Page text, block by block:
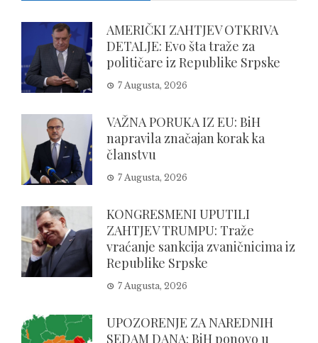
AMERIČKI ZAHTJEV OTKRIVA
DETALJE: Evo šta traže za
političare iz Republike Srpske
7 Augusta, 2026
VAŽNA PORUKA IZ EU: BiH
napravila značajan korak ka
članstvu
7 Augusta, 2026
KONGRESMENI UPUTILI
ZAHTJEV TRUMPU: Traže
vraćanje sankcija zvaničnicima iz
Republike Srpske
7 Augusta, 2026
UPOZORENJE ZA NAREDNIH
SEDAM DANA: BiH ponovo u